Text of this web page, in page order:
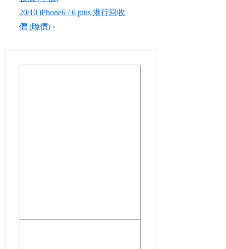
navigation
is
Next
Post
20/10 iPhone6 / 6 plus​​ 港行回收
價 (晚價) ›